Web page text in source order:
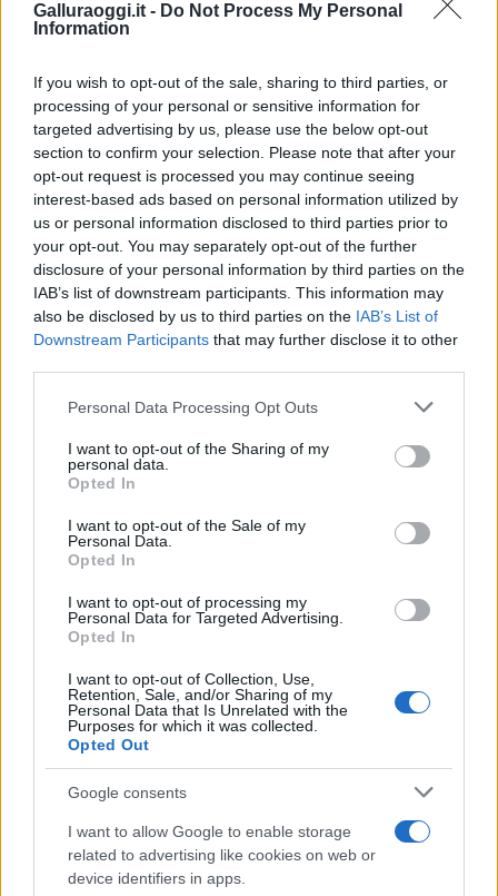
Galluraoggi.it - Do Not Process My Personal
Information
If you wish to opt-out of the sale, sharing to third parties, or
processing of your personal or sensitive information for
targeted advertising by us, please use the below opt-out
section to confirm your selection. Please note that after your
opt-out request is processed you may continue seeing
interest-based ads based on personal information utilized by
us or personal information disclosed to third parties prior to
your opt-out. You may separately opt-out of the further
disclosure of your personal information by third parties on the
IAB’s list of downstream participants. This information may
also be disclosed by us to third parties on the IAB’s List of
Downstream Participants that may further disclose it to other
Please note that this website/app uses one or more Google
not limited to your visit or usage behaviour. You may click to
grant or deny consent to Google and its third-party tags to
use your data for below specified purposes in below Google
consent section.
Personal Data Processing Opt Outs
I want to opt-out of the Sharing of my
personal data.
Opted In
I want to opt-out of the Sale of my
Personal Data.
Opted In
I want to opt-out of processing my
Personal Data for Targeted Advertising.
Opted In
I want to opt-out of Collection, Use,
Retention, Sale, and/or Sharing of my
Personal Data that Is Unrelated with the
Purposes for which it was collected.
Opted Out
Google consents
I want to allow Google to enable storage
related to advertising like cookies on web or
device identifiers in apps.
Notizie in tempo reale?
GalluraOggi.it
Inviaci le tue segnalazioni,
i tuoi video e le tue foto
Su WhatsApp al numero +39
345 356 7512
daGoogle News
Condividi l'articolo
F
a
ce
b
o
o
k
T
w
te
r
Pi
n
te
re
st
W
h
at
s
A
p
S
h
a
re
Prossimo articolo
NOTIZIE RECENTI
Incidente sulla strada provinciale ad Arzachena,
un ferito